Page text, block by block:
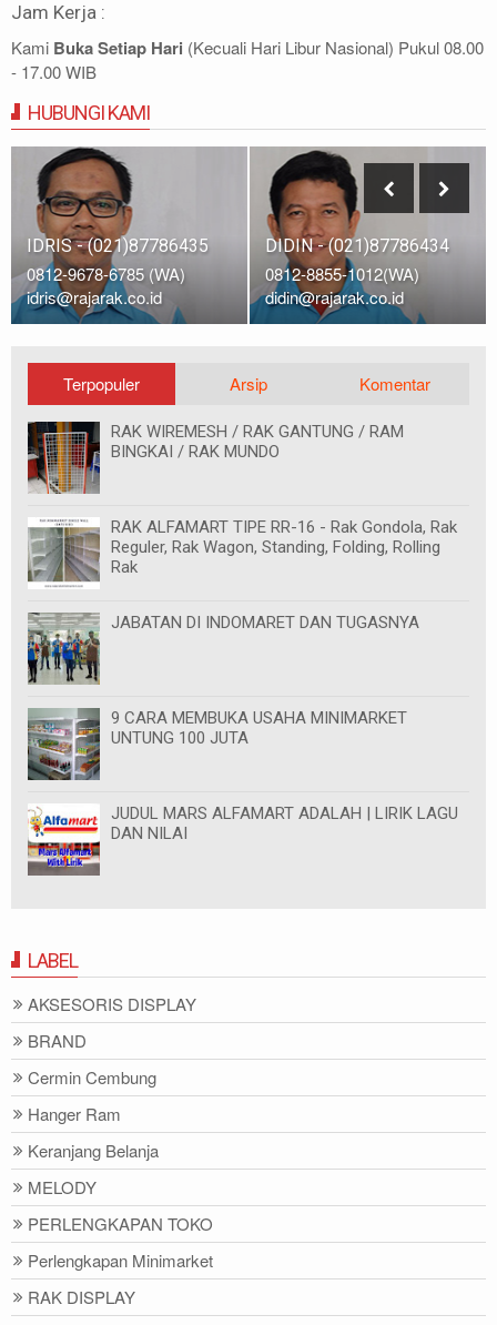
Jam Kerja :
Kami Buka Setiap Hari (Kecuali Hari Libur Nasional) Pukul 08.00
- 17.00 WIB
HUBUNGI KAMI
IDRIS - (021)87786435
0812-9678-6785 (WA)
idris@rajarak.co.id
DIDIN - (021)87786434
0812-8855-1012(WA)
didin@rajarak.co.id
Terpopuler Arsip Komentar
RAK WIREMESH / RAK GANTUNG / RAM
BINGKAI / RAK MUNDO
RAK ALFAMART TIPE RR-16 - Rak Gondola, Rak
Reguler, Rak Wagon, Standing, Folding, Rolling
Rak
JABATAN DI INDOMARET DAN TUGASNYA
9 CARA MEMBUKA USAHA MINIMARKET
UNTUNG 100 JUTA
JUDUL MARS ALFAMART ADALAH | LIRIK LAGU
DAN NILAI
LABEL
AKSESORIS DISPLAY
BRAND
Cermin Cembung
Hanger Ram
Keranjang Belanja
MELODY
PERLENGKAPAN TOKO
Perlengkapan Minimarket
RAK DISPLAY